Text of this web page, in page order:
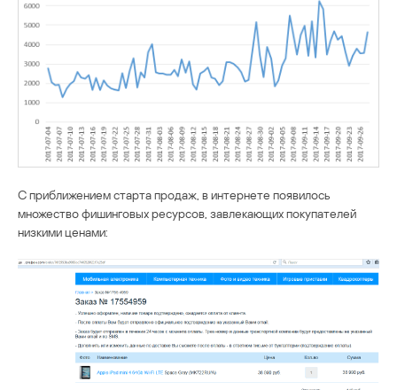
С приближением старта продаж, в интернете появилось
множество фишинговых ресурсов, завлекающих покупателей
низкими ценами: